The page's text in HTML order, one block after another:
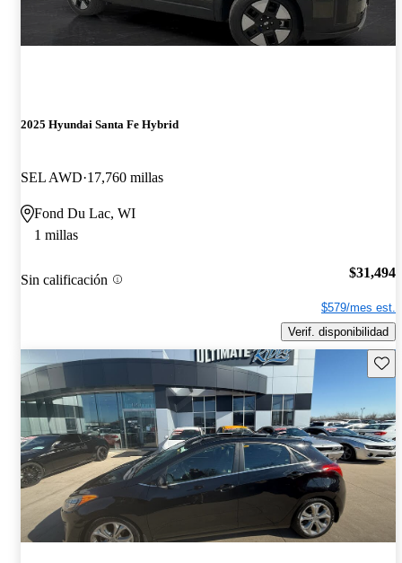
2025 Hyundai Santa Fe Hybrid
SEL AWD 17,760 millas
Fond Du Lac, WI
1 millas
Sin calificación $31,494
$579/mes est.
Verif. disponibilidad